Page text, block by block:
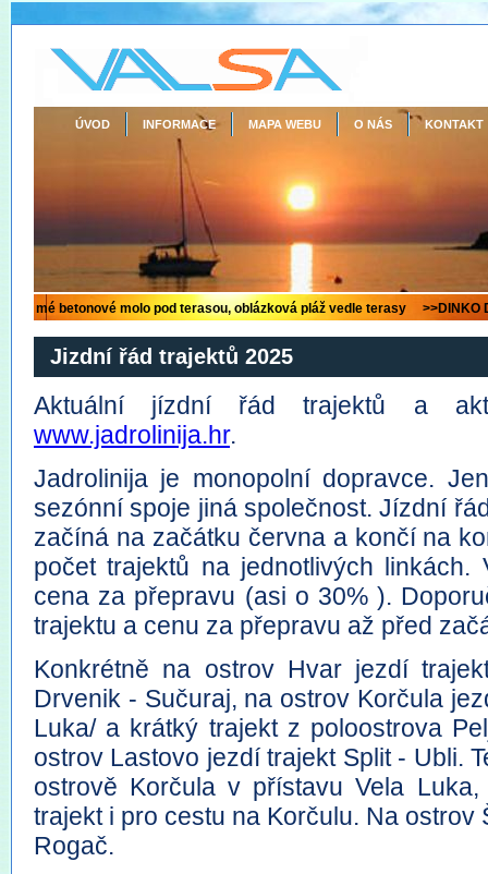
ÚVOD INFORMACE MAPA WEBU O NÁS KONTAKT
Jizdní řád trajektů 2025
Aktuální jízdní řád trajektů a
www.jadrolinija.hr.
Jadrolinija je monopolní dopravce.
sezónní spoje jiná společnost. Jízdní
začíná na začátku června a končí na
počet trajektů na jednotlivých
cena za přepravu (asi o 30% ).
trajektu a cenu za přepravu až před
Konkrétně na ostrov Hvar jezdí
Drvenik - Sučuraj, na ostrov Korčula
Luka/ a krátký trajekt z poloostrova
ostrov Lastovo jezdí trajekt Split - Ubli.
ostrově Korčula v přístavu Vela
trajekt i pro cestu na Korčulu. Na ostrov
Rogač.